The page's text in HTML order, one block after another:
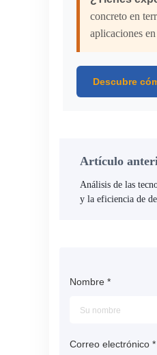
concreto en
aplicaciones
Descubre
Artículo
Análisis de las
y la eficiencia de
Nombre *
Correo electrónico *